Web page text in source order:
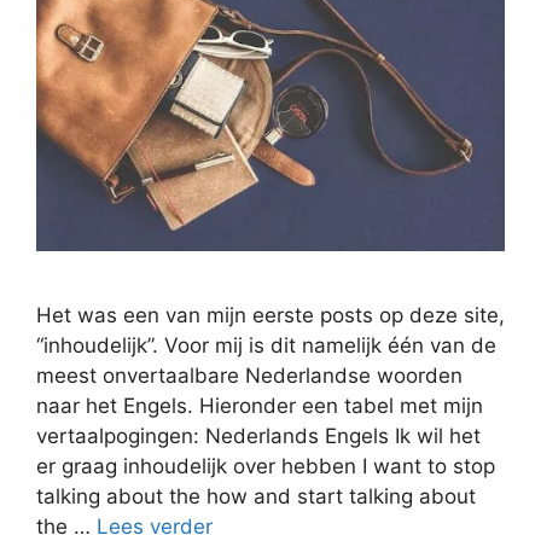
Het was een van mijn eerste posts op deze site,
“inhoudelijk”. Voor mij is dit namelijk één van de
meest onvertaalbare Nederlandse woorden
naar het Engels. Hieronder een tabel met mijn
vertaalpogingen: Nederlands Engels Ik wil het
er graag inhoudelijk over hebben I want to stop
talking about the how and start talking about
the … Lees verder